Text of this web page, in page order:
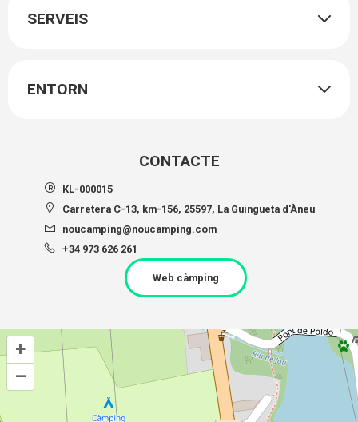
SERVEIS
ENTORN
CONTACTE
KL-000015
Carretera C-13, km-156, 25597, La Guingueta d'Àneu
noucamping@noucamping.com
+34 973 626 261
Web càmping
+
–